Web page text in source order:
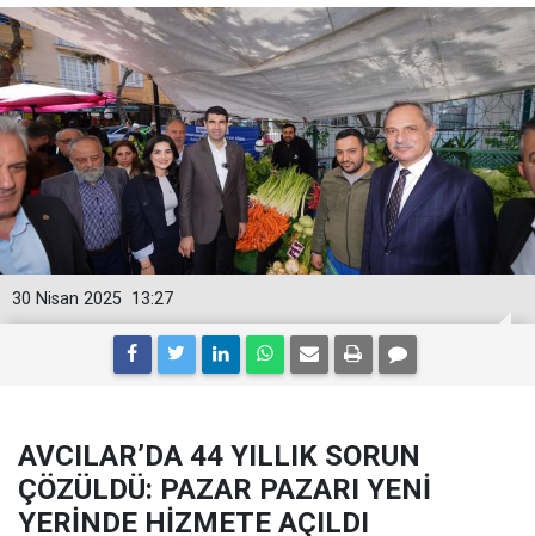
13:27
30 Nisan 2025
AVCILAR’DA 44 YILLIK SORUN
ÇÖZÜLDÜ: PAZAR PAZARI YENİ
YERİNDE HİZMETE AÇILDI